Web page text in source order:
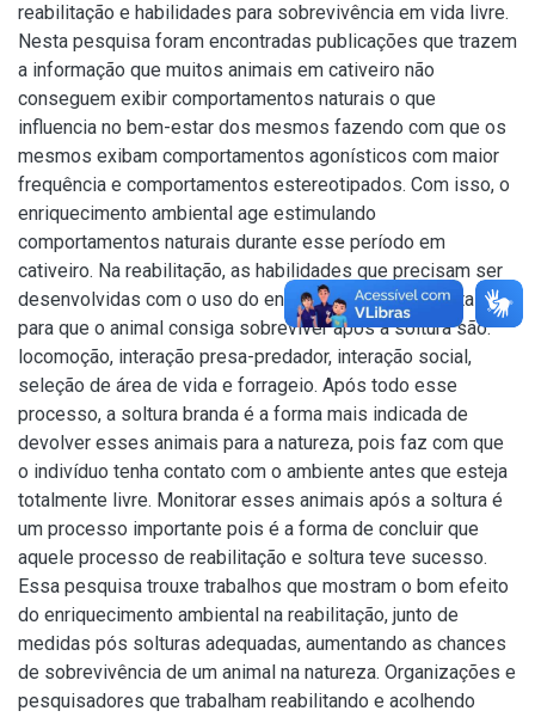
reabilitação e habilidades para sobrevivência em vida livre.
Nesta pesquisa foram encontradas publicações que trazem
a informação que muitos animais em cativeiro não
conseguem exibir comportamentos naturais o que
influencia no bem-estar dos mesmos fazendo com que os
mesmos exibam comportamentos agonísticos com maior
frequência e comportamentos estereotipados. Com isso, o
enriquecimento ambiental age estimulando
comportamentos naturais durante esse período em
cativeiro. Na reabilitação, as habilidades que precisam ser
desenvolvidas com o uso do enriquecimento ambiental
para que o animal consiga sobreviver após a soltura são:
locomoção, interação presa-predador, interação social,
seleção de área de vida e forrageio. Após todo esse
processo, a soltura branda é a forma mais indicada de
devolver esses animais para a natureza, pois faz com que
o indivíduo tenha contato com o ambiente antes que esteja
totalmente livre. Monitorar esses animais após a soltura é
um processo importante pois é a forma de concluir que
aquele processo de reabilitação e soltura teve sucesso.
Essa pesquisa trouxe trabalhos que mostram o bom efeito
do enriquecimento ambiental na reabilitação, junto de
medidas pós solturas adequadas, aumentando as chances
de sobrevivência de um animal na natureza. Organizações e
pesquisadores que trabalham reabilitando e acolhendo